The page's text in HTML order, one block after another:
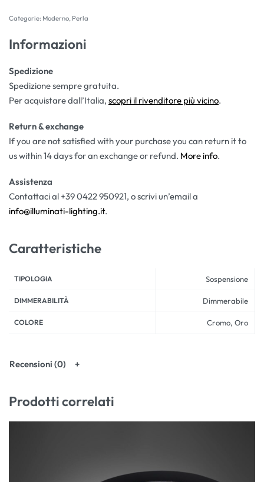
Categorie: Moderno, Perla
Informazioni
Spedizione
Spedizione sempre gratuita.
Per acquistare dall’Italia, scopri il rivenditore più vicino.
Return & exchange
If you are not satisfied with your purchase you can return it to
us within 14 days for an exchange or refund. More info.
Assistenza
Contattaci al +39 0422 950921, o scrivi un’email a
info@illuminati-lighting.it.
Caratteristiche
TIPOLOGIA Sospensione
DIMMERABILITÀ Dimmerabile
COLORE Cromo, Oro
Recensioni (0)
Prodotti correlati